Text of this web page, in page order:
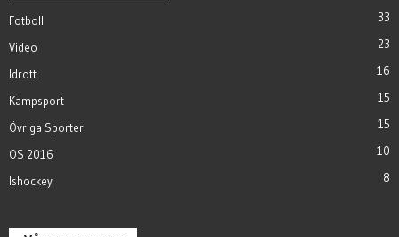
Fotboll 33
Video 23
Idrott 16
Kampsport 15
Övriga Sporter 15
OS 2016 10
Ishockey 8